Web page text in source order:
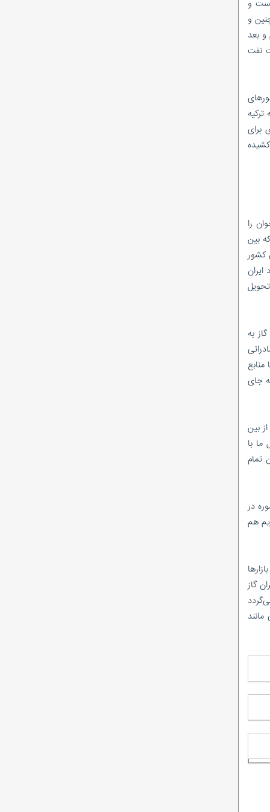
است و
و
و بعد
نفت
کشورهای
برای
را
بین
کشور
این قرارداد ایران
۳۵۰ میلیون متر مکعب گاز به
گازی ایران ۱۵ درصد گاز صادراتی
تا منابع
جای
بین
ما با
نخجوان تمام
در
هم
گاز